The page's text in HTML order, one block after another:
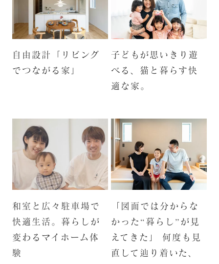
自由設計「リビング
でつながる家」
子どもが思いきり遊
べる、猫と暮らす快
適な家。
和室と広々駐車場で
快適生活。暮らしが
変わるマイホーム体
験
「図面では分からな
かった“暮らし”が見
えてきた」 何度も見
直して辿り着いた、